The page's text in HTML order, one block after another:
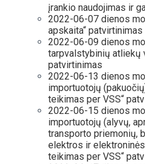
įrankio naudojimas ir
2022-06-07 dienos
apskaita“ patvirtinimas
2022-06-09 dienos
tarpvalstybinių atliekų
patvirtinimas
2022-06-13 dienos
importuotojų
teikimas per VSS“
2022-06-15 dienos
importuotojų (alyvų,
transporto priemonių,
elektros ir
teikimas per VSS“